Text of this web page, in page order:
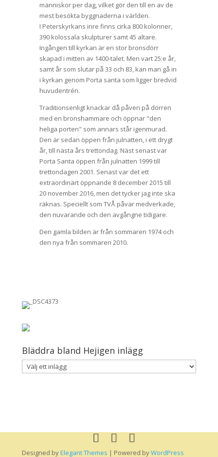
människor per dag, vilket gör den till en av de
mest besökta byggnaderna i världen.
I Peterskyrkans inre finns cirka 800 kolonner,
390 kolossala skulpturer samt 45 altare.
Ingången till kyrkan är en stor bronsdörr
skapad i mitten av 1400-talet. Men vart 25:e år,
samt år som slutar på 33 och 83, kan man gå in
i kyrkan genom Porta santa som ligger bredvid
huvudentrén.
Traditionsenligt knackar då påven på dörren
med en bronshammare och öppnar "den
heliga porten" som annars står igenmurad.
Den är sedan öppen från julnatten, i ett drygt
år, till nästa års trettondag. Näst senast var
Porta Santa öppen från julnatten 1999 till
trettondagen 2001. Senast var det ett
extraordinärt öppnande 8 december 2015 till
20 november 2016, men det tycker jag inte ska
räknas. Speciellt som TVÅ påvar medverkade,
den nuvarande och den avgångne tidigare.
Den gamla bilden är från sommaren 1974 och
den nya från sommaren 2010.
Bläddra bland Hejigen inlägg
Designed byElegant Themes | Powered byWordPress